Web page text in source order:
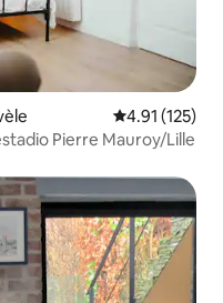
Calificación
4.91 (125)
Pierre Mauroy/Lille